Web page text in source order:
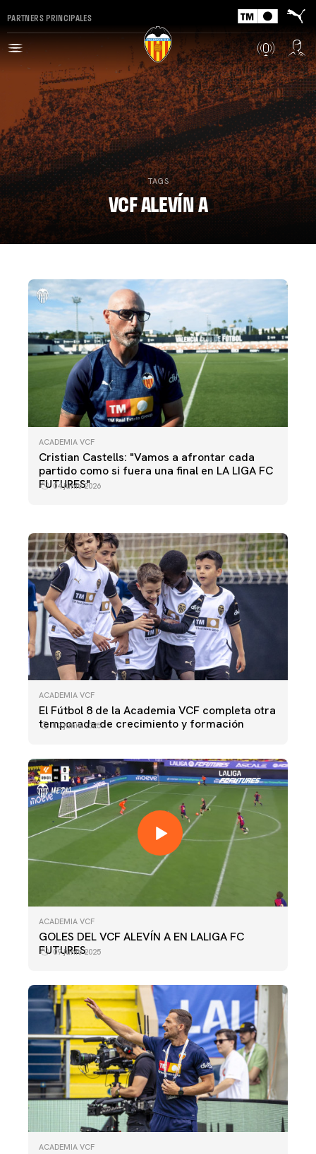
PARTNERS PRINCIPALES
TAGS
VCF ALEVÍN A
ACADEMIA VCF
Cristian Castells: "Vamos a afrontar cada
partido como si fuera una final en LA LIGA FC
FUTURES"
04 junio 2026
ACADEMIA VCF
VCF ALEVÍN A - UD LLÍRIA
ACADEMIA VCF
El Fútbol 8 de la Academia VCF completa otra
temporada de crecimiento y formación
12 junio 2025
ACADEMIA VCF
GOLES DEL VCF ALEVÍN A EN LALIGA FC
FUTURES
09 junio 2025
ACADEMIA VCF